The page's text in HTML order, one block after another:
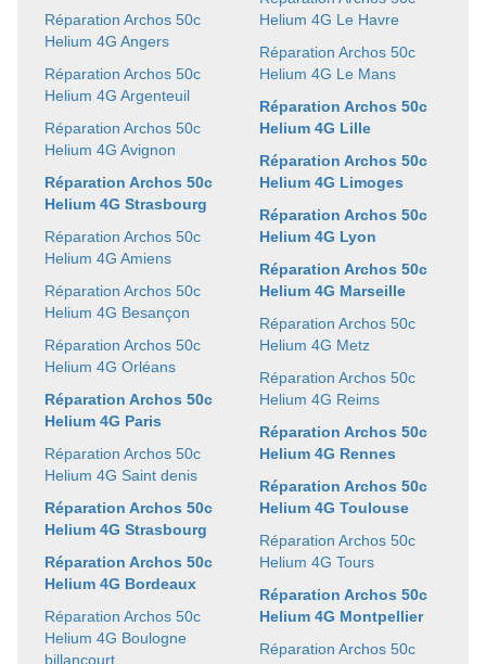
Réparation Archos 50c
Helium 4G Angers
Réparation Archos 50c
Helium 4G Argenteuil
Réparation Archos 50c
Helium 4G Avignon
Réparation Archos 50c
Helium 4G Strasbourg
Réparation Archos 50c
Helium 4G Amiens
Réparation Archos 50c
Helium 4G Besançon
Réparation Archos 50c
Helium 4G Orléans
Réparation Archos 50c
Helium 4G Paris
Réparation Archos 50c
Helium 4G Saint denis
Réparation Archos 50c
Helium 4G Strasbourg
Réparation Archos 50c
Helium 4G Bordeaux
Réparation Archos 50c
Helium 4G Boulogne
billancourt
Helium 4G Le Havre
Réparation Archos 50c
Helium 4G Le Mans
Réparation Archos 50c
Helium 4G Lille
Réparation Archos 50c
Helium 4G Limoges
Réparation Archos 50c
Helium 4G Lyon
Réparation Archos 50c
Helium 4G Marseille
Réparation Archos 50c
Helium 4G Metz
Réparation Archos 50c
Helium 4G Reims
Réparation Archos 50c
Helium 4G Rennes
Réparation Archos 50c
Helium 4G Toulouse
Réparation Archos 50c
Helium 4G Tours
Réparation Archos 50c
Helium 4G Montpellier
Réparation Archos 50c